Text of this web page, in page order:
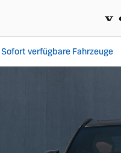
Sofort verfügbare Fahrzeuge